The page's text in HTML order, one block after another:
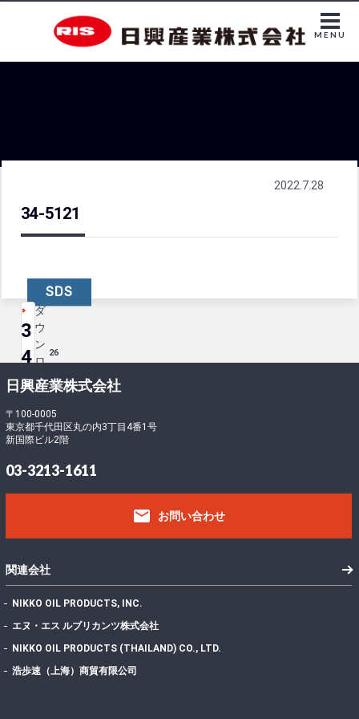
MENU
34-5121
2022.7.28
SDS
ダ
ウ
ン
ロ
ー
ド
26
フ
ァ
イ
ル
サ
イ
439.01 KB
イ
数
稿
日
2022年7月28日
最
3
4
-
5
1
2
1
日興産業株式会社
〒100-0005
東京都千代田区丸の内3丁目4番1号
新国際ビル2階
03-3213-1611
email お問い合わせ
関連会社
NIKKO OIL PRODUCTS, INC.
エヌ・エス ルブリカンツ株式会社
NIKKO OIL PRODUCTS (THAILAND) CO., LTD.
浩歩速（上海）商貿有限公司